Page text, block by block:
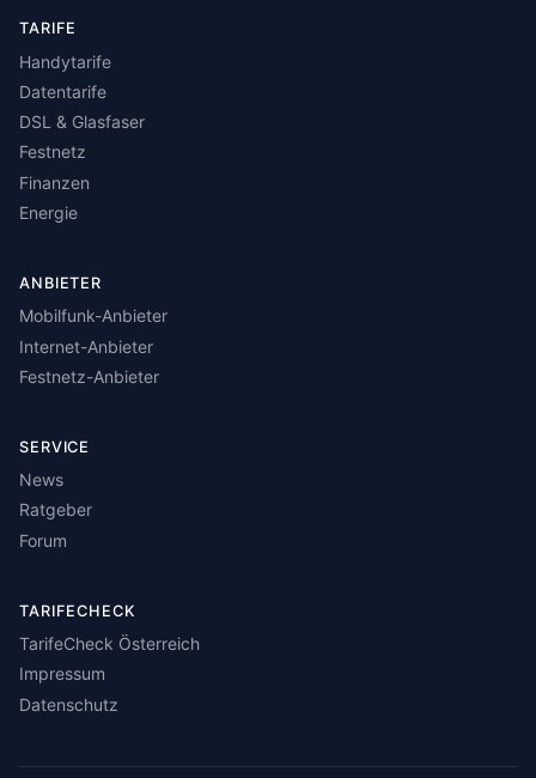
TARIFE
Handytarife
Datentarife
DSL & Glasfaser
Festnetz
Finanzen
Energie
ANBIETER
Mobilfunk-Anbieter
Internet-Anbieter
Festnetz-Anbieter
SERVICE
News
Ratgeber
Forum
TARIFECHECK
TarifeCheck Österreich
Impressum
Datenschutz